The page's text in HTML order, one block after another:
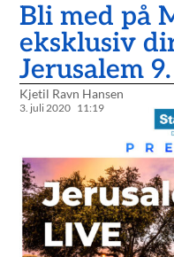
Bli med på
eksklusiv
Jerusalem
Kjetil Ravn Hansen
3. juli 2020 11:19